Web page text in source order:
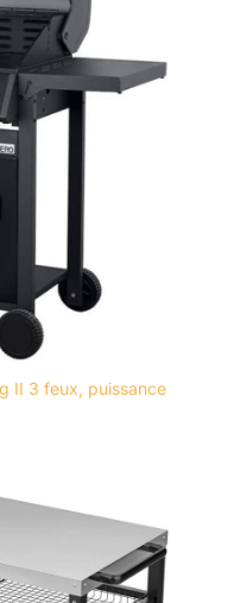
II 3 feux, puissance